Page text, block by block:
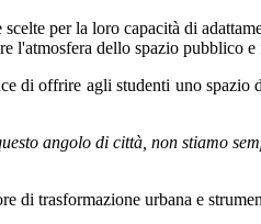
per la loro capacità di
l'atmosfera dello spazio pubblico
di offrire agli studenti uno spazio
angolo di città, non stiamo
di trasformazione urbana e